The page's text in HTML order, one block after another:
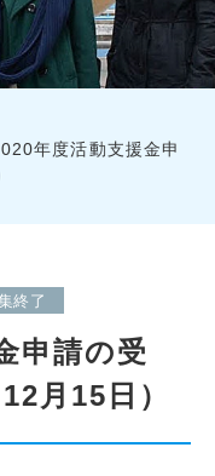
年度活動支援金申
終了
申請の受
月15日）